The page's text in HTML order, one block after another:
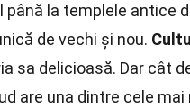
până la templele antice
de vechi și nou.
sa delicioasă. Dar cât
are una dintre cele